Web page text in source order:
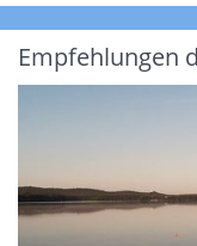
Empfehlungen